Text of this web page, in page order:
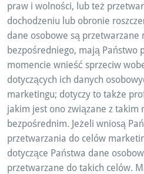
praw i wolności, lub też
dochodzeniu lub obronie
dane osobowe są
bezpośredniego, mają Państwo
momencie wnieść sprzeciw
dotyczących ich danych
marketingu; dotyczy to także
jakim jest ono związane z takim
bezpośrednim. Jeżeli wniosą
przetwarzania do celów
dotyczące Państwa dane
przetwarzane do takich celów.